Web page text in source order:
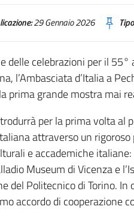
29 Gennaio 2026
delle celebrazioni per il
l’Ambasciata d’Italia a
prima grande mostra mai
per la prima volta al
attraverso un
e accademiche
Museum di Vicenza e
del Politecnico di Torino.
accordo di cooperazione